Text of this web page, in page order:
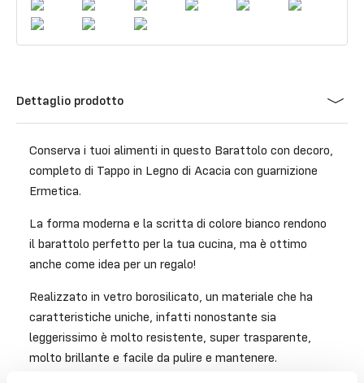
Dettaglio prodotto
Conserva i tuoi alimenti in questo Barattolo con decoro,
completo di Tappo in Legno di Acacia con guarnizione
Ermetica.
La forma moderna e la scritta di colore bianco rendono
il barattolo perfetto per la tua cucina, ma è ottimo
anche come idea per un regalo!
Realizzato in vetro borosilicato, un materiale che ha
caratteristiche uniche, infatti nonostante sia
leggerissimo è molto resistente, super trasparente,
molto brillante e facile da pulire e mantenere.